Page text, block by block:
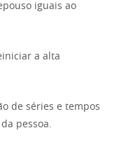
iguais ao
a alta
de séries e tempos
pessoa.